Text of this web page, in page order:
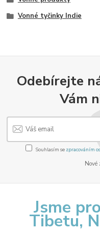
Vonné tyčinky Indie
Odebírejte
Vám
Souhlasím se zpracováním
Jsme
Tibetu,